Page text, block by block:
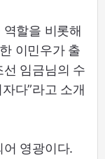
역할을 비롯해
이민우가 출
선 임금님의 수
다”라고 소개
어 영광이다.